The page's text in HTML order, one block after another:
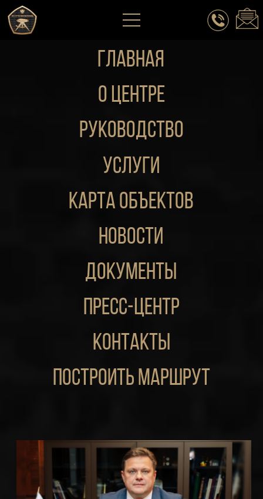
новости
руководство
Карта объектов
ГЛАВНАЯ
пресс-центр
построить маршрут
о центре
документы
контакты
Услуги